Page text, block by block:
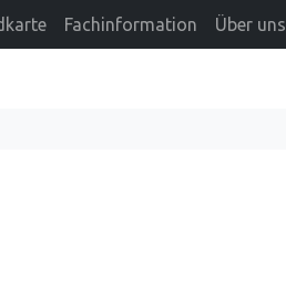
Fachinformation Über uns